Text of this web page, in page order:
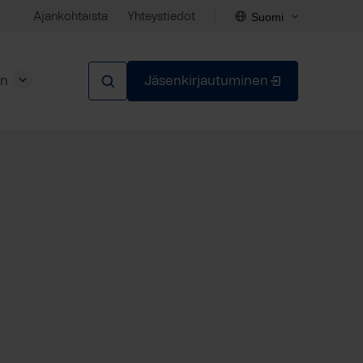
Ajankohtaista Yhteystiedot Suomi
Jäsenkirjautuminen